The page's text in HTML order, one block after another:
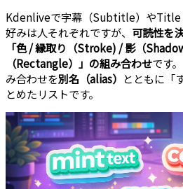
Kdenliveで字幕（Subtitle）やTitle
好みは人それぞれですが、 可読性を
「色 / 縁取り（Stroke) / 影（
（Rectangle）」の組み合わせです
み合わせを別名（alias） とともに「
とめたリストです。